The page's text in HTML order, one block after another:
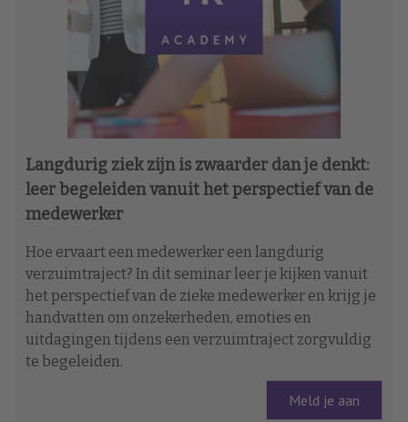
Langdurig ziek zijn is zwaarder dan je denkt:
leer begeleiden vanuit het perspectief van de
medewerker
Hoe ervaart een medewerker een langdurig
verzuimtraject? In dit seminar leer je kijken vanuit
het perspectief van de zieke medewerker en krijg je
handvatten om onzekerheden, emoties en
uitdagingen tijdens een verzuimtraject zorgvuldig
te begeleiden.
Meld je aan